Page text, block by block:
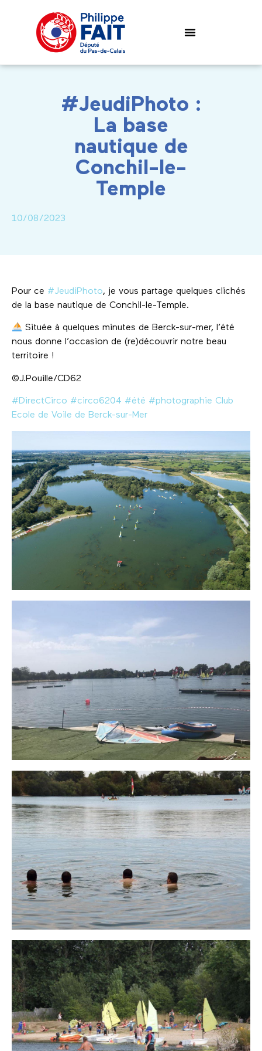
#JeudiPhoto :
La base
nautique de
Conchil-le-
Temple
10/08/2023
Pour ce #JeudiPhoto, je vous partage quelques clichés
de la base nautique de Conchil-le-Temple.
Située à quelques minutes de Berck-sur-mer, l’été
nous donne l’occasion de (re)découvrir notre beau
territoire !
©️J.Pouille/CD62
#DirectCirco #circo6204 #été #photographie Club
Ecole de Voile de Berck-sur-Mer